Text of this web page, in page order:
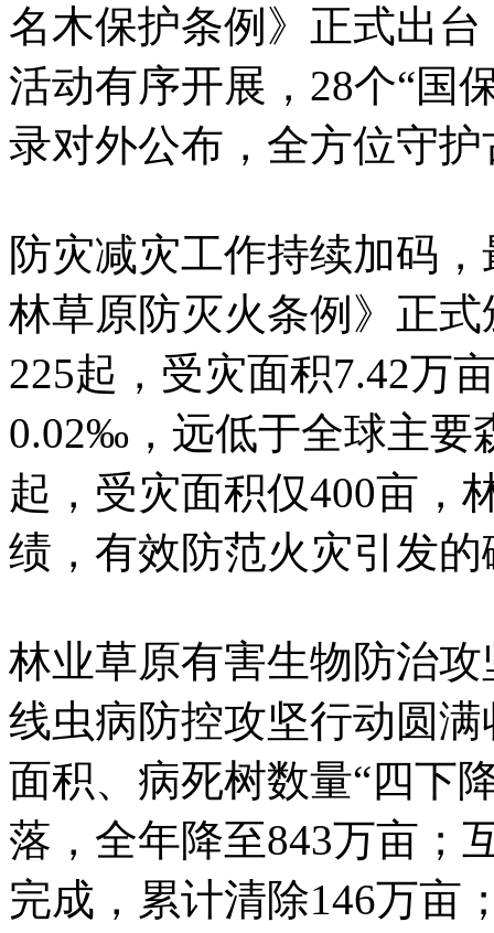
名木保护条例》正式出
活动有序开展，28个“国
录对外公布，全方位守
防灾减灾工作持续加码
林草原防灭火条例》正
225起，受灾面积7.42万
0.02‰，远低于全球主要
起，受灾面积仅400亩，
绩，有效防范火灾引发
林业草原有害生物防治
线虫病防控攻坚行动圆
面积、病死树数量“四下
落，全年降至843万亩；
完成，累计清除146万亩